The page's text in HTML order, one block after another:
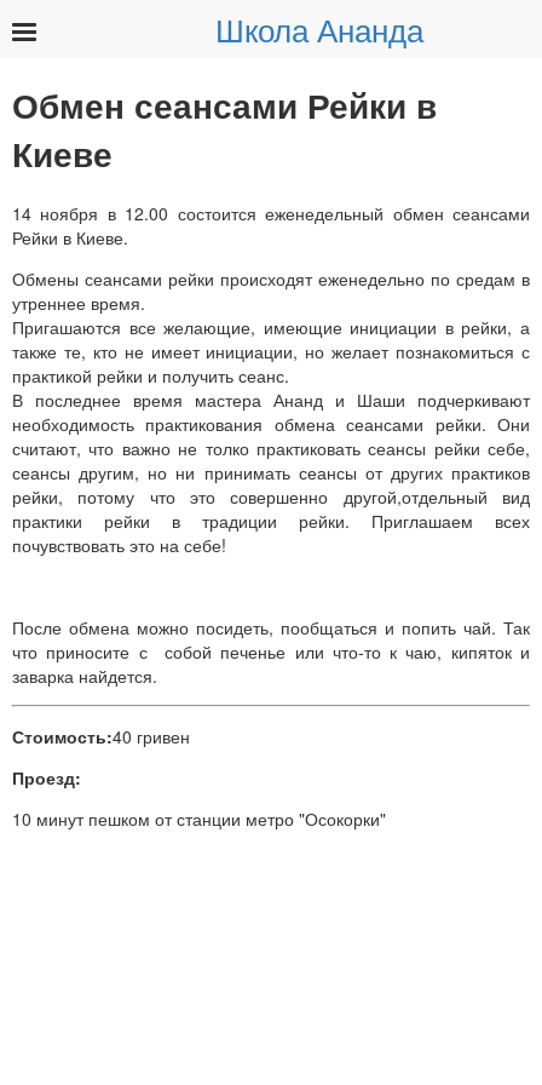
Школа Ананда
Обмен сеансами Рейки в
Киеве
14 ноября в 12.00 состоится еженедельный обмен сеансами
Рейки в Киеве.
Обмены сеансами рейки происходят еженедельно по средам в
утреннее время.
Пригашаются все желающие, имеющие инициации в рейки, а
также те, кто не имеет инициации, но желает познакомиться с
практикой рейки и получить сеанс.
В последнее время мастера Ананд и Шаши подчеркивают
необходимость практикования обмена сеансами рейки. Они
считают, что важно не толко практиковать сеансы рейки себе,
сеансы другим, но ни принимать сеансы от других практиков
рейки, потому что это совершенно другой,отдельный вид
практики рейки в традиции рейки. Приглашаем всех
почувствовать это на себе!
После обмена можно посидеть, пообщаться и попить чай. Так
что приносите с собой печенье или что-то к чаю, кипяток и
заварка найдется.
Стоимость:40 гривен
Проезд:
10 минут пешком от станции метро "Осокорки"